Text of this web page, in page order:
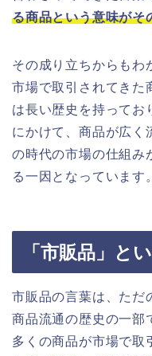
る商品という意味がそ
その成り立ちからもわ
市場で取引されてきた
は長い歴史を持ってお
にかけて、商品が広く
の時代の市場の仕組み
る一因となっています。
「市販品」と
市販品の言葉は、ただ
商品流通の歴史の一部
多くの商品が市場で取